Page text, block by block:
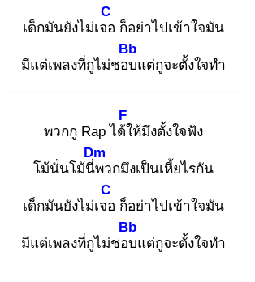
เด็กมันยังไม่เจอ
C
ก็อย่าไปเข้าใจมัน
มีแต่เพลงที่กูไม่ชอบ
Bb
แต่กูจะตั้งใจทำ
พวกกู Rap ได้ใ
F
ห้มึงตั้งใจฟัง
โม้นั่นโม้นี่พ
Dm
วกมึงเป็นเหี้ยไรกัน
เด็กมันยังไม่เจอ
C
ก็อย่าไปเข้าใจมัน
มีแต่เพลงที่กูไม่ชอบ
Bb
แต่กูจะตั้งใจทำ